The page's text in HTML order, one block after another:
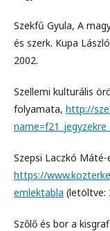
Szekfű Gyula, A
és szerk. Kupa
2002.
Szellemi kulturális
folyamata, http://
Szepsi Laczkó
https://
emlektabla (letöltve:
Szőlő és bor a